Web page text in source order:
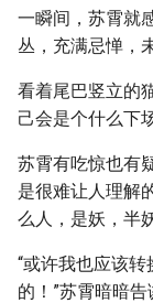
一瞬间，苏霄就
丛，充满忌惮，
看着尾巴竖立的
己会是个什么下
苏霄有吃惊也有
是很难让人理解
么人，是妖，半
“或许我也应该
的！”苏霄暗暗